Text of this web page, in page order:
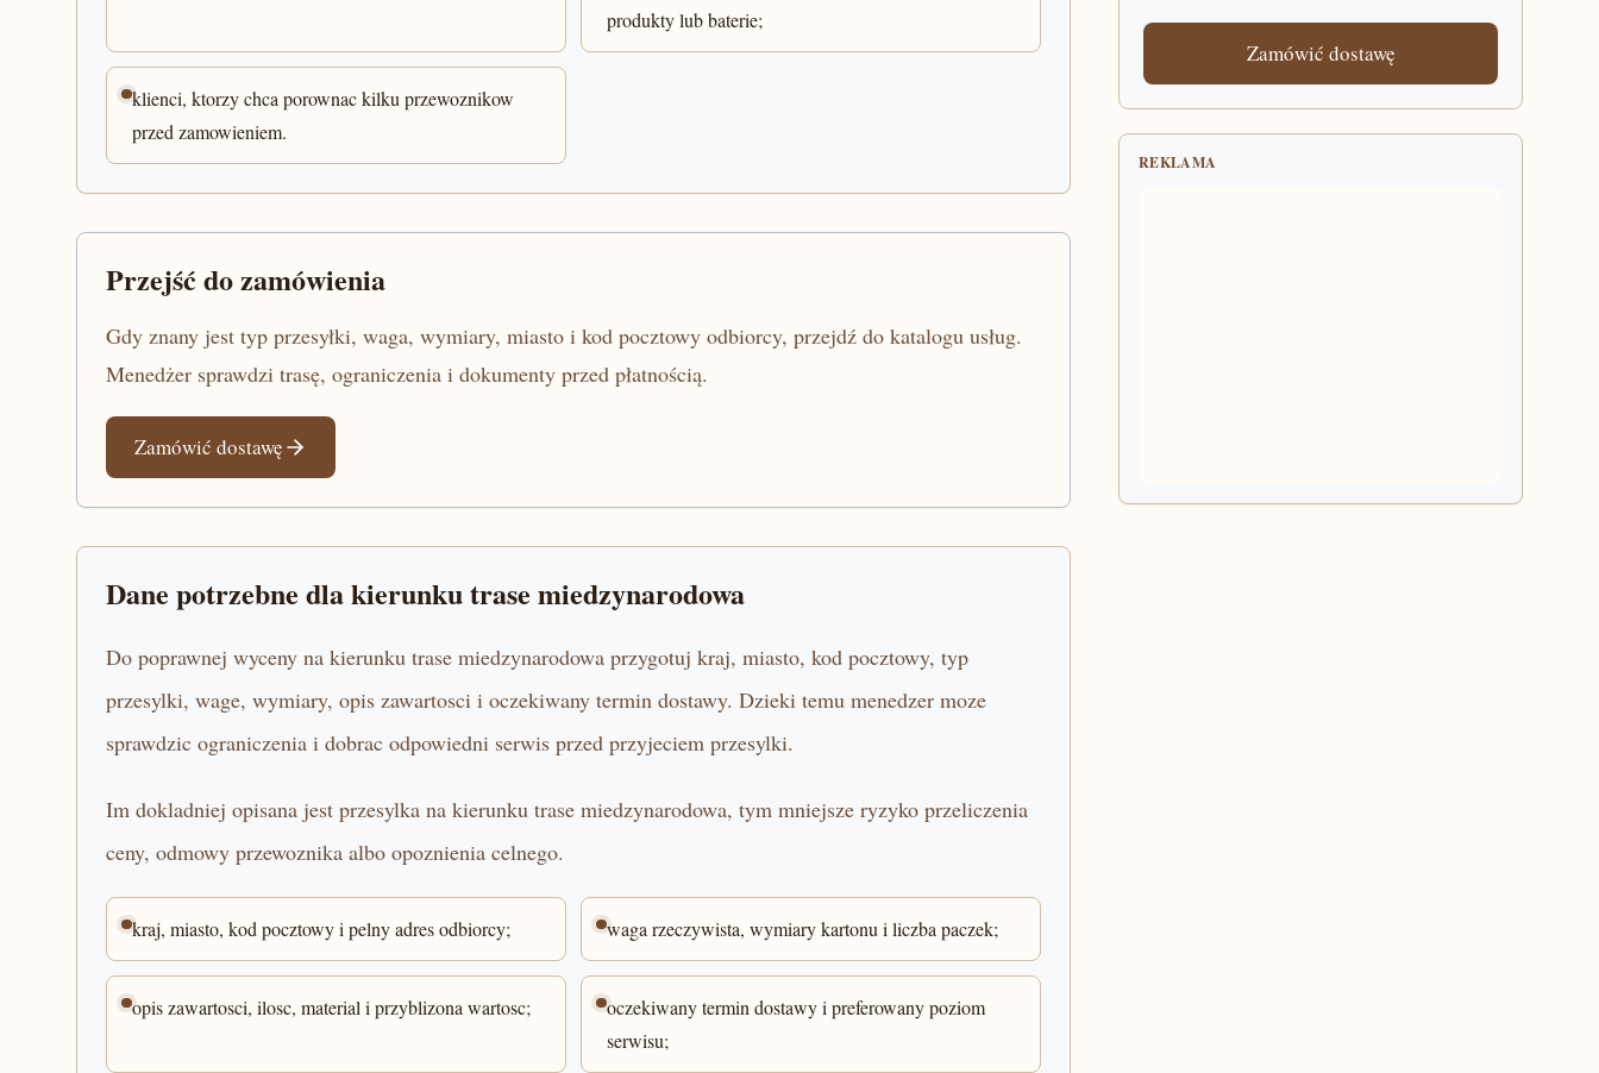
produkty lub baterie;
klienci, ktorzy chca porownac kilku przewoznikow
przed zamowieniem.
Przejść do zamówienia
Gdy znany jest typ przesyłki, waga, wymiary, miasto i kod pocztowy odbiorcy, przejdź do katalogu usług.
Menedżer sprawdzi trasę, ograniczenia i dokumenty przed płatnością.
Zamówić dostawę
Dane potrzebne dla kierunku trase miedzynarodowa
Do poprawnej wyceny na kierunku trase miedzynarodowa przygotuj kraj, miasto, kod pocztowy, typ
przesylki, wage, wymiary, opis zawartosci i oczekiwany termin dostawy. Dzieki temu menedzer moze
sprawdzic ograniczenia i dobrac odpowiedni serwis przed przyjeciem przesylki.
Im dokladniej opisana jest przesylka na kierunku trase miedzynarodowa, tym mniejsze ryzyko przeliczenia
ceny, odmowy przewoznika albo opoznienia celnego.
kraj, miasto, kod pocztowy i pelny adres odbiorcy; waga rzeczywista, wymiary kartonu i liczba paczek;
opis zawartosci, ilosc, material i przyblizona wartosc;
oczekiwany termin dostawy i preferowany poziom
serwisu;
Zamówić dostawę
REKLAMA